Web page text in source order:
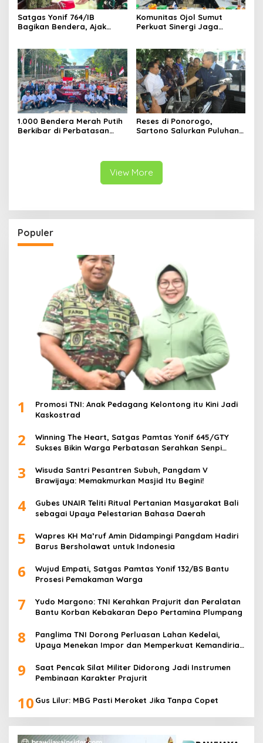
Satgas Yonif 764/IB
Bagikan Bendera, Ajak
Komunitas Ojol Sumut
Perkuat Sinergi Jaga
1.000 Bendera Merah Putih
Berkibar di Perbatasan
Reses di Ponorogo,
Sartono Salurkan Puluhan
View More
Populer
1
Promosi TNI: Anak Pedagang Kelontong itu Kini Jadi
Kaskostrad
2
Winning The Heart, Satgas Pamtas Yonif 645/GTY
Sukses Bikin Warga Perbatasan Serahkan Senpi
3
Wisuda Santri Pesantren Subuh, Pangdam V
Brawijaya: Memakmurkan Masjid Itu Begini!
4
Gubes UNAIR Teliti Ritual Pertanian Masyarakat Bali
sebagai Upaya Pelestarian Bahasa Daerah
5
Wapres KH Ma’ruf Amin Didampingi Pangdam Hadiri
Barus Bersholawat untuk Indonesia
6
Wujud Empati, Satgas Pamtas Yonif 132/BS Bantu
Prosesi Pemakaman Warga
7
Yudo Margono: TNI Kerahkan Prajurit dan Peralatan
Bantu Korban Kebakaran Depo Pertamina Plumpang
8
Panglima TNI Dorong Perluasan Lahan Kedelai,
Upaya Menekan Impor dan Memperkuat Kemandirian
9
Saat Pencak Silat Militer Didorong Jadi Instrumen
Pembinaan Karakter Prajurit
10 Gus Lilur: MBG Pasti Meroket Jika Tanpa Copet